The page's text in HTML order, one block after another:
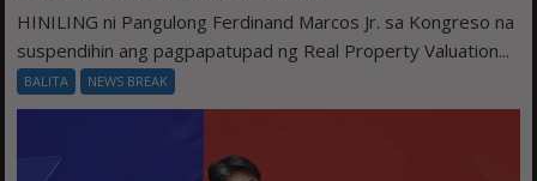
HINILING ni Pangulong Ferdinand Marcos Jr. sa Kongreso na
suspendihin ang pagpapatupad ng Real Property Valuation...
BALITA NEWS BREAK